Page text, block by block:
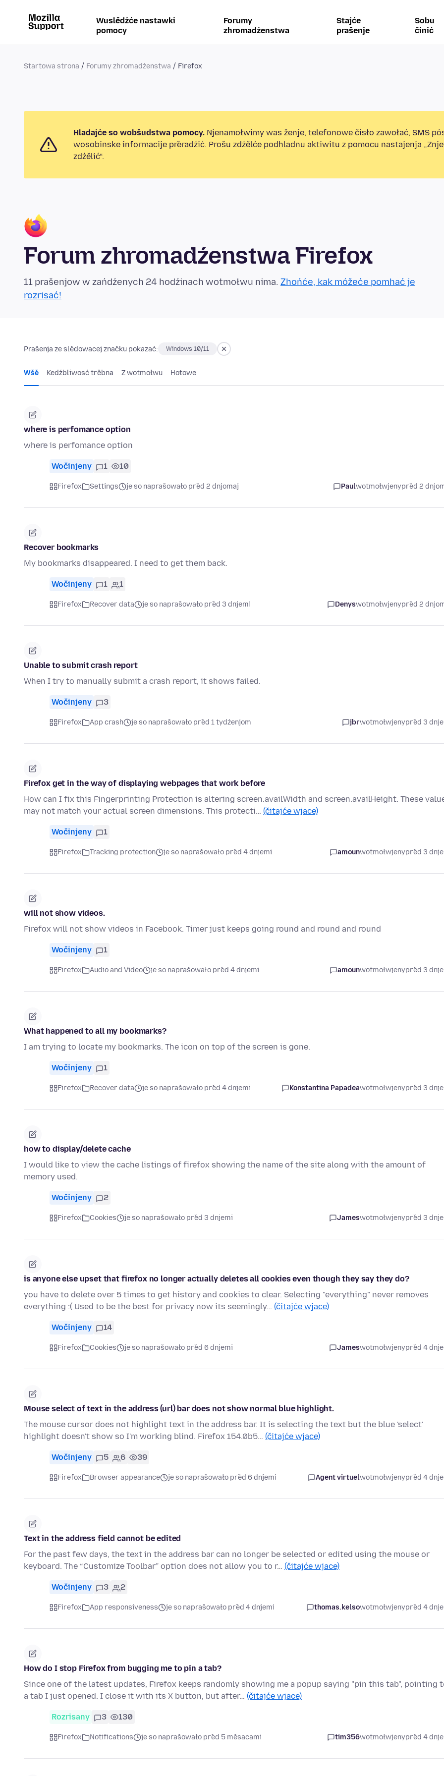
Wuslědźće nastawki
pomocy
Forumy
zhromadźenstwa
Stajće
prašenje
Sobu
činić
Startowa strona Forumy zhromadźenstwa Firefox
Hladajće so wobšudstwa pomocy. Njenamołwimy was ženje, telefonowe čisło zawołać, SMS
wosobinske informacije přeradźić. Prošu zdźělće podhladnu aktiwitu z pomocu nastajenja
zdźělić“.
Forum zhromadźenstwa Firefox
11 prašenjow w zańdźenych 24 hodźinach wotmołwu nima. Zhońće, kak móžeće pomhać je
rozrisać!
Prašenja ze slědowacej značku pokazać: Windows 10/11
Wšě Kedźbliwosć trěbna Z wotmołwu Hotowe
where is perfomance option
where is perfomance option
Wočinjeny 1 10
Firefox Settings je so naprašowało před 2 dnjomaj Paulwotmołwjenypřed 2
Recover bookmarks
My bookmarks disappeared. I need to get them back.
Wočinjeny 1 1
Firefox Recover data je so naprašowało před 3 dnjemi Denyswotmołwjenypřed 2
Unable to submit crash report
When I try to manually submit a crash report, it shows failed.
Wočinjeny 3
Firefox App crash je so naprašowało před 1 tydźenjom jbrwotmołwjenypřed 3
Firefox get in the way of displaying webpages that work before
How can I fix this Fingerprinting Protection is altering screen.availWidth and screen.availHeight. These
may not match your actual screen dimensions. This protecti… (čitajće wjace)
Wočinjeny 1
Firefox Tracking protection je so naprašowało před 4 dnjemi amounwotmołwjenypřed 3
will not show videos.
Firefox will not show videos in Facebook. Timer just keeps going round and round and round
Wočinjeny 1
Firefox Audio and Video je so naprašowało před 4 dnjemi amounwotmołwjenypřed 3
What happened to all my bookmarks?
I am trying to locate my bookmarks. The icon on top of the screen is gone.
Wočinjeny 1
Firefox Recover data je so naprašowało před 4 dnjemi Konstantina Papadeawotmołwjenypřed 3
how to display/delete cache
I would like to view the cache listings of firefox showing the name of the site along with the amount of
memory used.
Wočinjeny 2
Firefox Cookies je so naprašowało před 3 dnjemi Jameswotmołwjenypřed 3
is anyone else upset that firefox no longer actually deletes all cookies even though they say they do?
you have to delete over 5 times to get history and cookies to clear. Selecting "everything" never removes
everything :( Used to be the best for privacy now its seemingly… (čitajće wjace)
Wočinjeny 14
Firefox Cookies je so naprašowało před 6 dnjemi Jameswotmołwjenypřed 4
Mouse select of text in the address (url) bar does not show normal blue highlight.
The mouse cursor does not highlight text in the address bar. It is selecting the text but the blue 'select'
highlight doesn't show so I'm working blind. Firefox 154.0b5… (čitajće wjace)
Wočinjeny 5 6 39
Firefox Browser appearance je so naprašowało před 6 dnjemi Agent virtuelwotmołwjenypřed 4
Text in the address field cannot be edited
For the past few days, the text in the address bar can no longer be selected or edited using the mouse or
keyboard. The “Customize Toolbar” option does not allow you to r… (čitajće wjace)
Wočinjeny 3 2
Firefox App responsiveness je so naprašowało před 4 dnjemi thomas.kelsowotmołwjenypřed 4
How do I stop Firefox from bugging me to pin a tab?
Since one of the latest updates, Firefox keeps randomly showing me a popup saying "pin this tab", pointing
a tab I just opened. I close it with its X button, but after… (čitajće wjace)
Rozrisany 3 130
Firefox Notifications je so naprašowało před 5 měsacami tim356wotmołwjenypřed 4